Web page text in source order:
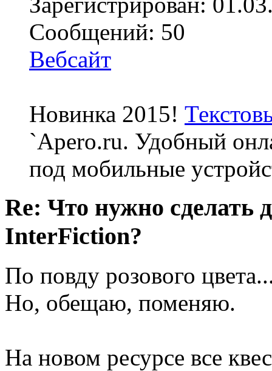
Сообщений: 50
Вебсайт
Новинка 2015!
`Apero.ru. Удобный
под мобильные
Re: Что нужно сделать
InterFiction?
По повду розового
Но, обещаю, поменяю.
На новом ресурсе все